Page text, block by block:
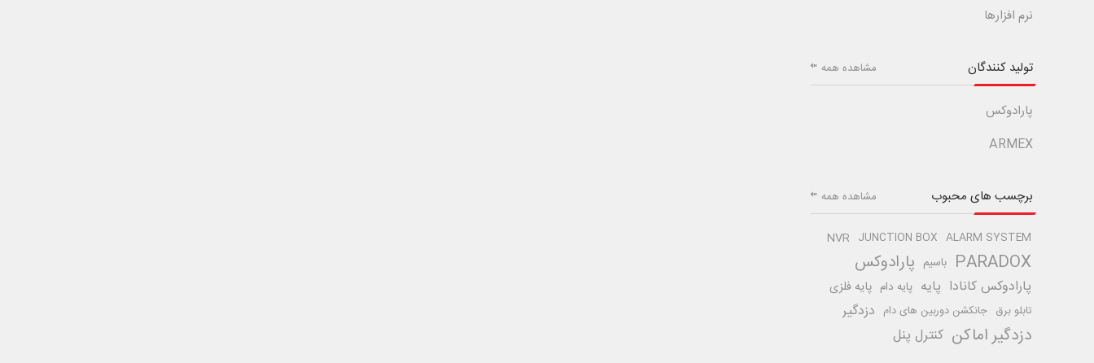
نرم افزارها
تولید کنندگان
پارادوکس
ARMEX
مشاهده همه
برچسب های محبوب
ALARM SYSTEM
JUNCTION BOX
NVR
PARADOX باسیم پارادوکس
پارادوکس کانادا پایه پایه دام پایه فلزی
تابلو برق جانکشن دوربین های دام دزدگیر
دزدگیر اماکن کنترل پنل
مشاهده همه